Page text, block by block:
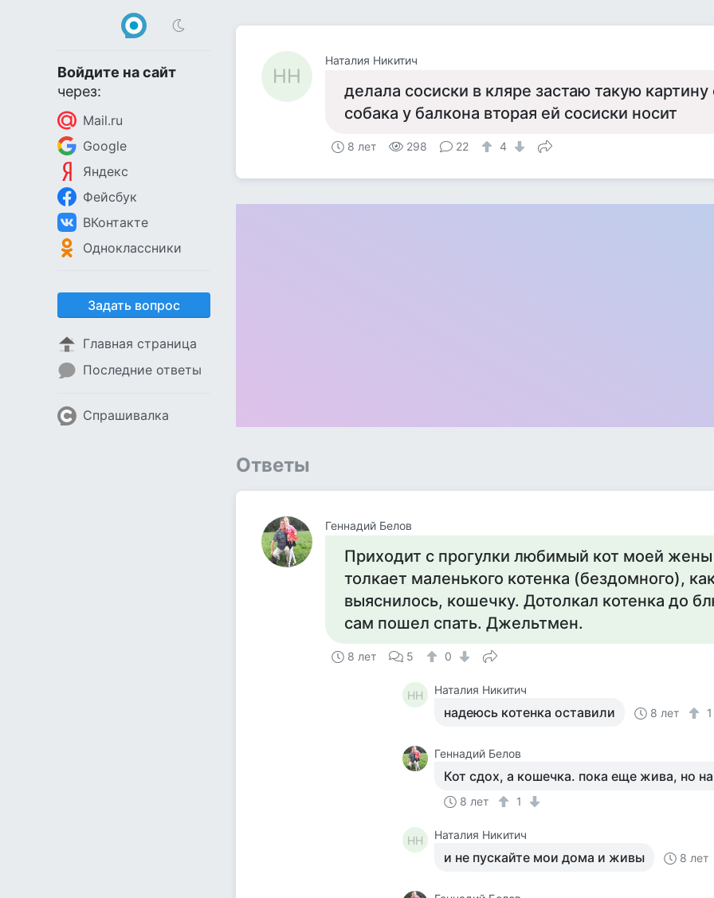
Войдите на сайт
через:
Mail.ru
Google
Яндекс
Фейсбук
ВКонтакте
Одноклассники
Задать вопрос
Главная страница
Последние ответы
Спрашивалка
НН
Наталия Никитич
делала сосиски в кляре застаю такую
собака у балкона вторая ей сосиски носит
8 лет 298 22 4
Ответы
Геннадий Белов
Приходит с прогулки любимый кот моей
толкает маленького котенка (бездомного),
выяснилось, кошечку. Дотолкал котенка до
сам пошел спать. Джельтмен.
8 лет 5 0
НН Наталия Никитич
надеюсь котенка оставили 8 лет 1
Геннадий Белов
Кот сдох, а кошечка. пока еще жива, но
8 лет 1
НН Наталия Никитич
и не пускайте мои дома и живы 8 лет